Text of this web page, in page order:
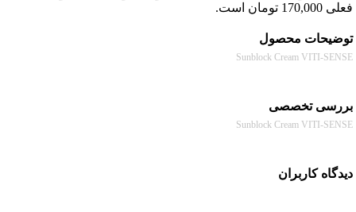
است.
محصول
Sunblock Cream VITI-
تخصصی
Sunblock Cream VITI-
کاربران